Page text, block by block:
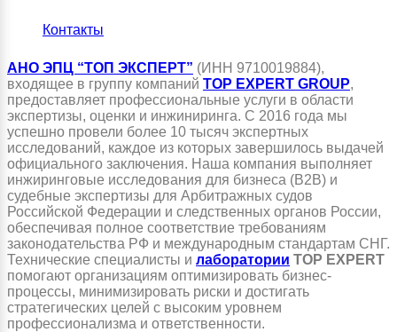
Контакты
АНО ЭПЦ “ТОП ЭКСПЕРТ” (ИНН 9710019884),
входящее в группу компаний TOP EXPERT GROUP,
предоставляет профессиональные услуги в области
экспертизы, оценки и инжиниринга. С 2016 года мы
успешно провели более 10 тысяч экспертных
исследований, каждое из которых завершилось выдачей
официального заключения. Наша компания выполняет
инжиринговые исследования для бизнеса (B2B) и
судебные экспертизы для Арбитражных судов
Российской Федерации и следственных органов России,
обеспечивая полное соответствие требованиям
законодательства РФ и международным стандартам СНГ.
Технические специалисты и лаборатории TOP EXPERT
помогают организациям оптимизировать бизнес-
процессы, минимизировать риски и достигать
стратегических целей с высоким уровнем
профессионализма и ответственности.